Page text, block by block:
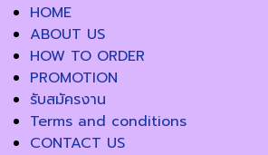
HOME
ABOUT US
HOW TO ORDER
PROMOTION
รับสมัครงาน
Terms and conditions
CONTACT US